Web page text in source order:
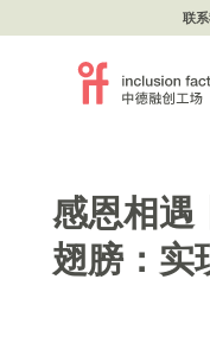
联
感恩相遇
翅膀：实